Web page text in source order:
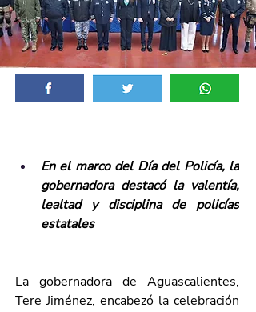
En el marco del Día del Policía, la
gobernadora destacó la valentía,
lealtad y disciplina de policías
estatales
La gobernadora de Aguascalientes,
Tere Jiménez, encabezó la celebración